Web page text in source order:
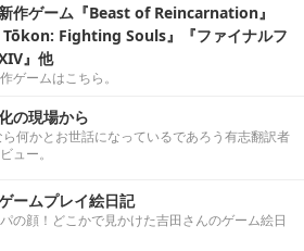
作ゲーム『Beast of Reincarnation』
Tōkon: Fighting Souls』『ファイナルフ
』他
ゲームはこちら。
の現場から
ら何かとお世話になっているであろう有志翻訳者
ュー。
ームプレイ絵日記
の顔！どこかで見かけた吉田さんのゲーム絵日